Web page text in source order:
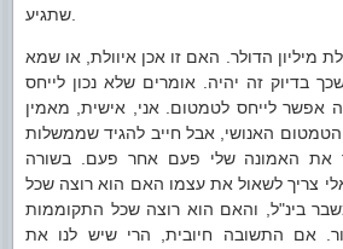
מיליון הדולר. האם זו אכן איוולת, או שמא
בדיוק זה יהיה. אומרים שלא נכון לייחס
אפשר לייחס לטמטום. אני, אישית, מאמין
הטמטום האנושי, אבל חייב להגיד שממשלות
את האמונה שלי פעם אחר פעם. בשורה
צריך לשאול את עצמו האם הוא רוצה שכל
בינ"ל, והאם הוא רוצה שכל התקוממות
אם התשובה חיובית, הרי שיש לנו את